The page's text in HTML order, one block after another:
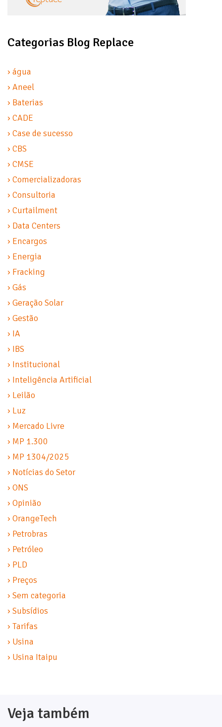
Categorias Blog Replace
› água
› Aneel
› Baterias
› CADE
› Case de sucesso
› CBS
› CMSE
› Comercializadoras
› Consultoria
› Curtailment
› Data Centers
› Encargos
› Energia
› Fracking
› Gás
› Geração Solar
› Gestão
› IA
› IBS
› Institucional
› Inteligência Artificial
› Leilão
› Luz
› Mercado Livre
› MP 1.300
› MP 1304/2025
› Notícias do Setor
› ONS
› Opinião
› OrangeTech
› Petrobras
› Petróleo
› PLD
› Preços
› Sem categoria
› Subsídios
› Tarifas
› Usina
› Usina Itaipu
Veja também